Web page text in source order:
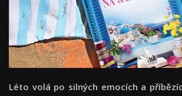
Léto volá po silných emocích a